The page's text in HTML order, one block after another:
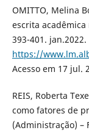
OMITTO, Melina
escrita
393-401.
https://
Acesso em 17 jul.
REIS, Roberta
como fatores de
(Administração) –